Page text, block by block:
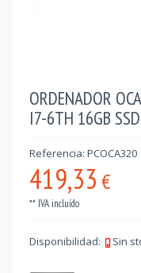
ORDENADOR
I7-6TH 16GB
Referencia: PCOCA320
419,33 €
** IVA incluído
Disponibilidad: Sin